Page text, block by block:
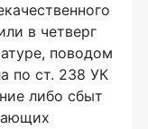
в четверг
поводом
по ст. 238 УК
либо сбыт